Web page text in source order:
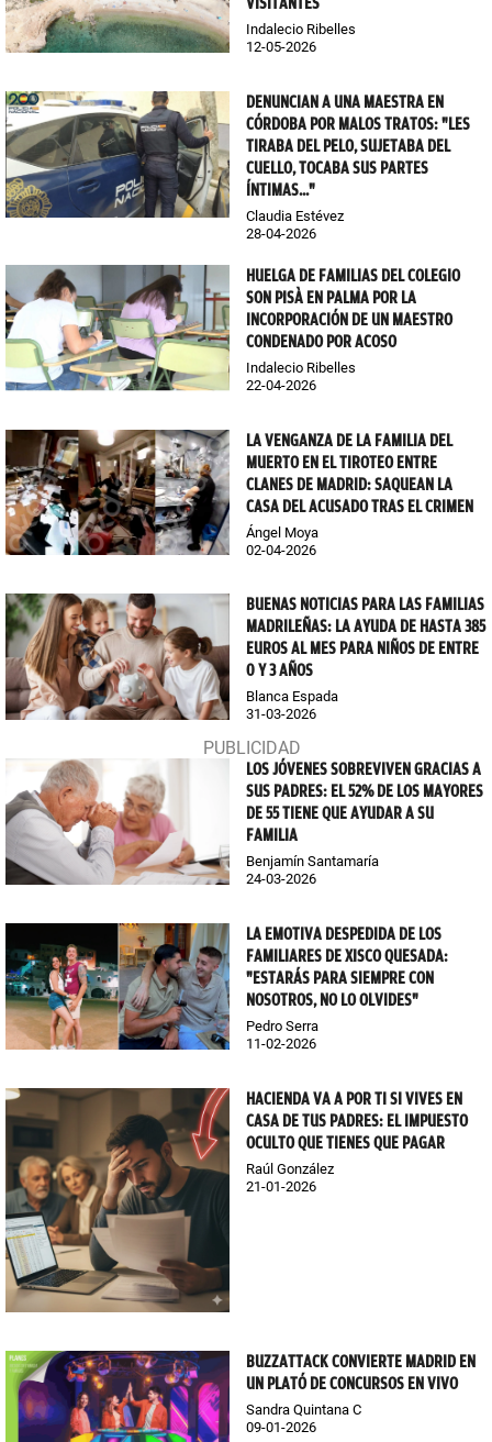
Indalecio Ribelles
12-05-2026
DENUNCIAN A UNA MAESTRA EN
CÓRDOBA POR MALOS TRATOS: "LES
TIRABA DEL PELO, SUJETABA DEL
CUELLO, TOCABA SUS PARTES
ÍNTIMAS..."
Claudia Estévez
28-04-2026
HUELGA DE FAMILIAS DEL COLEGIO
SON PISÀ EN PALMA POR LA
INCORPORACIÓN DE UN MAESTRO
CONDENADO POR ACOSO
Indalecio Ribelles
22-04-2026
LA VENGANZA DE LA FAMILIA DEL
MUERTO EN EL TIROTEO ENTRE
CLANES DE MADRID: SAQUEAN LA
CASA DEL ACUSADO TRAS EL CRIMEN
Ángel Moya
02-04-2026
BUENAS NOTICIAS PARA LAS FAMILIAS
MADRILEÑAS: LA AYUDA DE HASTA 385
EUROS AL MES PARA NIÑOS DE ENTRE
0 Y 3 AÑOS
Blanca Espada
31-03-2026
LOS JÓVENES SOBREVIVEN GRACIAS A
SUS PADRES: EL 52% DE LOS MAYORES
DE 55 TIENE QUE AYUDAR A SU
FAMILIA
Benjamín Santamaría
24-03-2026
LA EMOTIVA DESPEDIDA DE LOS
FAMILIARES DE XISCO QUESADA:
"ESTARÁS PARA SIEMPRE CON
NOSOTROS, NO LO OLVIDES"
Pedro Serra
11-02-2026
HACIENDA VA A POR TI SI VIVES EN
CASA DE TUS PADRES: EL IMPUESTO
OCULTO QUE TIENES QUE PAGAR
Raúl González
21-01-2026
BUZZATTACK CONVIERTE MADRID EN
UN PLATÓ DE CONCURSOS EN VIVO
Sandra Quintana C
09-01-2026